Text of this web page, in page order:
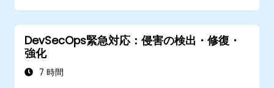
DevSecOps緊急対応：侵害の検出・修復・
強化
7 時間